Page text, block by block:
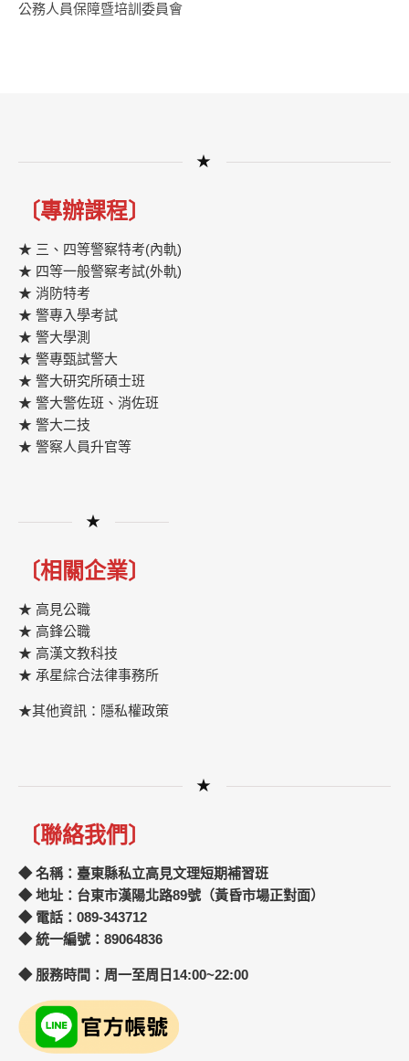
公務人員保障暨培訓委員會
★
〔專辦課程〕
★ 三、四等警察特考(內軌)
★ 四等一般警察考試(外軌)
★ 消防特考
★ 警專入學考試
★ 警大學測
★ 警專甄試警大
★ 警大研究所碩士班
★ 警大警佐班、消佐班
★ 警大二技
★ 警察人員升官等
★
〔相關企業〕
★ 高見公職
★ 高鋒公職
★ 高漢文教科技
★ 承星綜合法律事務所
★其他資訊：隱私權政策
★
〔聯絡我們〕
◆ 名稱：臺東縣私立高見文理短期補習班
◆ 地址：台東市漢陽北路89號（黃昏市場正對面）
◆ 電話：089-343712
◆ 統一編號：89064836
◆ 服務時間：周一至周日14:00~22:00